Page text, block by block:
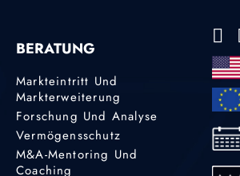
BERATUNG
Markteintritt Und
Markterweiterung
Forschung Und Analyse
Vermögensschutz
M&A-Mentoring Und
Coaching